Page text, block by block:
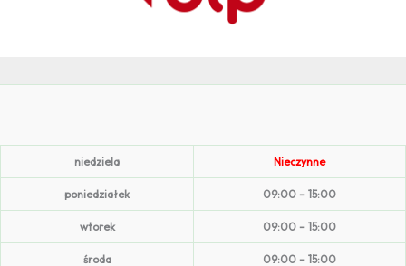
niedziela Nieczynne
poniedziałek 09:00 – 15:00
wtorek 09:00 – 15:00
środa 09:00 – 15:00